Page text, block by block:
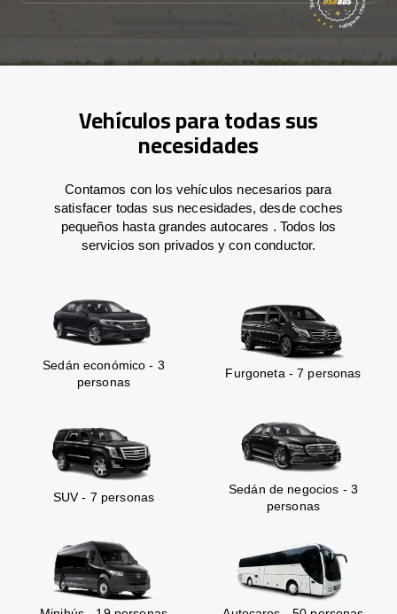
Vehículos para todas sus
necesidades
Contamos con los vehículos necesarios para
satisfacer todas sus necesidades, desde coches
pequeños hasta grandes autocares . Todos los
servicios son privados y con conductor.
Sedán económico - 3
personas
Furgoneta - 7 personas
SUV - 7 personas
Sedán de negocios - 3
personas